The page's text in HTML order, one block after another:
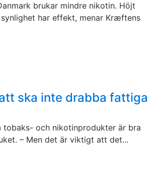
brukar mindre nikotin. Höjt
har effekt, menar Kræftens
ska inte drabba fattiga
tobaks- och nikotinprodukter är bra
– Men det är viktigt att det...